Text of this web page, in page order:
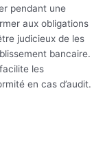
pendant une
aux obligations
judicieux de les
bancaire.
les
en cas d’audit.